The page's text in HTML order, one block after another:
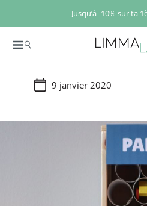
Passer au contenu principal
Jusqu’à -10% sur ta
9 janvier 2020